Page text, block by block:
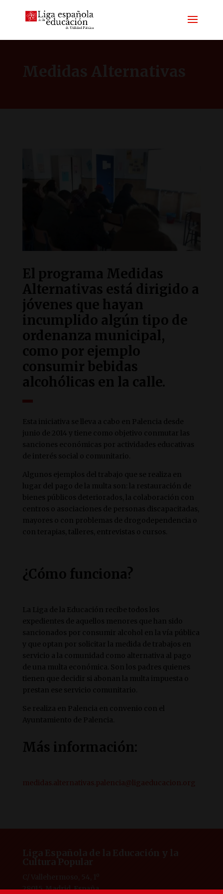
El programa Medidas
Alternativas está dirigido a
jóvenes que hayan
incumplido algún tipo de
ordenanza municipal,
como por ejemplo
consumir bebidas
alcohólicas en la calle.
Esta iniciativa se lleva a cabo en Palencia desde
junio de 2014 y tiene como objetivo conmutar las
sanciones económicas por actividades educativas
de interés social o comunitario.
Algunos ejemplos del trabajo que se realiza en
lugar del pago de la multa son: la restauración de
bienes públicos deteriorados, la colaboración con
centros o asociaciones de personas discapacitadas,
mayores o con problemas de drogodependencia o
con terapias, talleres, entrevistas o cursos.
¿Cómo funciona?
La Liga de la Educación recibe todos los
expedientes de aquellos menores que han sido
sancionados por consumir alcohol en la vía pública
y que optan por solicitar la medida de trabajos en
servicio a la comunidad como alternativa al pago
de una multa económica. Son los padres quienes
tienen que decidir si abonan la multa impuesta o
prestan ese servicio comunitario.
Se realiza en Palencia en convenio con el
Ayuntamiento de Palencia.
Más información:
medidas.alternativas.palencia@ligaeducacion.org
28015, Madrid, España